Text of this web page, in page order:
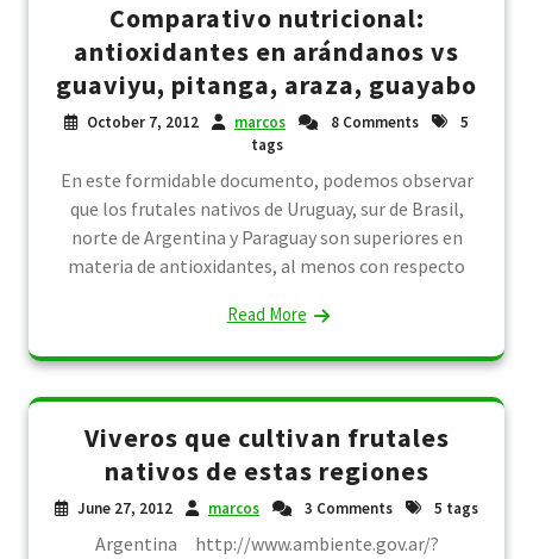
Comparativo nutricional:
antioxidantes en arándanos vs
guaviyu, pitanga, araza, guayabo
October 7, 2012 marcos 8 Comments
5
tags
En este formidable documento, podemos observar
que los frutales nativos de Uruguay, sur de Brasil,
norte de Argentina y Paraguay son superiores en
materia de antioxidantes, al menos con respecto
Read More
Viveros que cultivan frutales
nativos de estas regiones
June 27, 2012 marcos 3 Comments 5 tags
Argentina http://www.ambiente.gov.ar/?